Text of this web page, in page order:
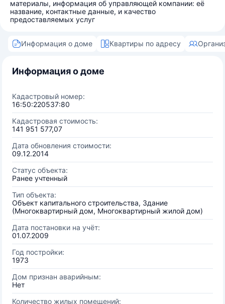
материалы, информация об управляющей компании: её
название, контактные данные, и качество
предоставляемых услуг
Информация о доме Квартиры по адресу
Информация о доме
Кадастровый номер:
16:50:220537:80
Кадастровая стоимость:
141 951 577,07
Дата обновления стоимости:
09.12.2014
Статус объекта:
Ранее учтенный
Тип объекта:
Объект капитального строительства, Здание
(Многоквартирный дом, Многоквартирный жилой дом)
Дата постановки на учёт:
01.07.2009
Год постройки:
1973
Дом признан аварийным:
Нет
Количество жилых помещений: